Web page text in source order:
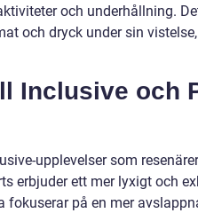
och underhållning.
och dryck under sin
Inclusive och
upplevelser som
erbjuder ett mer lyxigt och
fokuserar på en mer